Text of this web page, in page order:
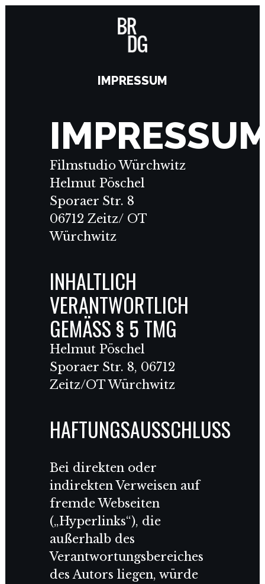
IMPRESSUM
Filmstudio Würchwitz
Helmut Pöschel
Sporaer Str. 8
06712 Zeitz/ OT
Würchwitz
INHALTLICH
VERANTWORTLICH
GEMÄSS § 5 TMG
Helmut Pöschel
Sporaer Str. 8, 06712
Zeitz/OT Würchwitz
HAFTUNGSAUSSCHLUSS
Bei direkten oder
indirekten Verweisen auf
fremde Webseiten
(„Hyperlinks“), die
außerhalb des
Verantwortungsbereiches
des Autors liegen, würde